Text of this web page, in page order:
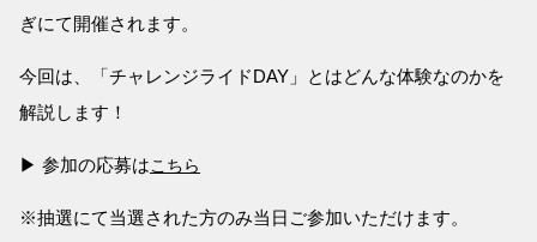
ぎにて開催されます。
今回は、「チャレンジライドDAY」とはどんな体験なのかを
解説します！
▶ 参加の応募はこちら
※抽選にて当選された方のみ当日ご参加いただけます。